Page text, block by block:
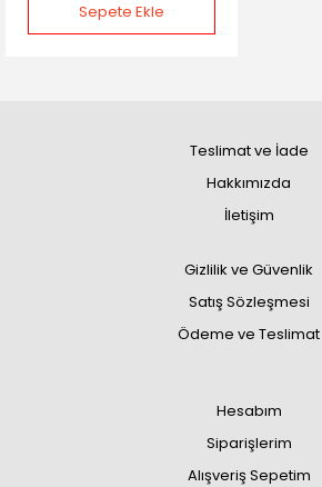
Sepete Ekle
Teslimat ve İade
Hakkımızda
İletişim
Gizlilik ve Güvenlik
Satış Sözleşmesi
Ödeme ve Teslimat
Hesabım
Siparişlerim
Alışveriş Sepetim